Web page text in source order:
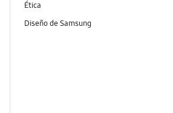
Ética
Diseño de Samsung